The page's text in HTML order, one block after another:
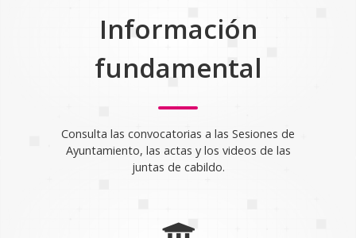
Información
fundamental
Consulta las convocatorias a las Sesiones de
Ayuntamiento, las actas y los videos de las
juntas de cabildo.